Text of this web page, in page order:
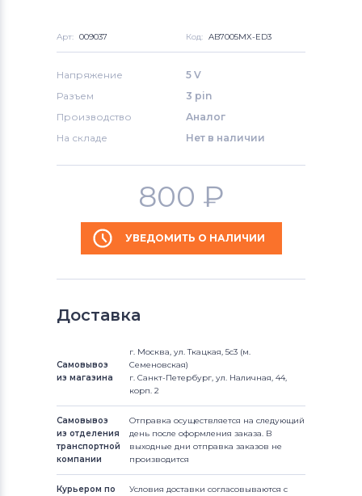
Арт: 009037 Код: AB7005MX-ED3
Напряжение
5 V
Разъем
3 pin
Производство
Аналог
На складе
Нет в наличии
800 ₽
УВЕДОМИТЬ О НАЛИЧИИ
Доставка
Самовывоз
из магазина
г. Москва, ул. Ткацкая, 5с3 (м.
Семеновская)
г. Санкт-Петербург, ул. Наличная, 44,
корп. 2
Самовывоз
из отделения
транспортной
компании
Отправка осуществляется на следующий
день после оформления заказа. В
выходные дни отправка заказов не
производится
Курьером по
Условия доставки согласовываются с